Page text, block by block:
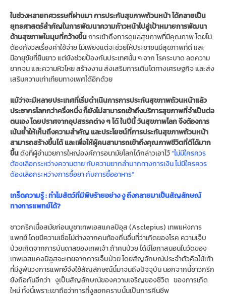
ในช่วงหลายทศวรรษที่ผ่านมา การประกันสุขภาพถ้วนหน้า ได้กลายเป็น
ยุทธศาสตร์สำคัญในการพัฒนาความก้าวหน้าไปสู่เป้าหมายการพัฒนา
ด้านสุขภาพในมุมที่กว้างขึ้นการเข้าถึงการดูแลสุขภาพที่มีคุณภาพ โดยไม่
ต้องกังวลเรื่องค่าใช้จ่าย ไม่เพียงแต่จะช่วยให้ประชาชนมีสุขภาพที่ดี และ
มีอายุขัยที่ยืนยาว แต่ยังช่วยป้องกันประเทศนั้น ๆ จาก โรคระบาด ลดความ
ยากจน และความหิวโหย สร้างงาน ส่งเสริมการเติบโตทางเศรษฐกิจ และส่ง
เสริมความเท่าเทียมทางเพศได้อีกด้วย
แม้ว่าจะมีหลายประเทศที่เริ่มดำเนินการการประกันสุขภาพถ้วนหน้าแล้ว
ประชากรโลกกว่าครึ่งหนึ่ง ก็ยังไม่สามารถเข้าถึงบริการสุขภาพที่จำเป็นต่อ
ตนเอง โดยปราศจากอุปสรรคต่าง ๆ ได้ ในปีนี้ วันสุขภาพโลก จึงต้องการ
เน้นย้ำให้เห็นถึงความสำคัญ และประโยชน์ที่การประกันสุขภาพถ้วนหน้า
สามารถสร้างขึ้นได้ และเพื่อให้ผู้คนสามารถเข้าถึงคุณภาพชีวิตที่ดีได้มาก
ขึ้นดังที่ผู้อํานวยการใหญ่องค์การอนามัยโลกได้กล่าวเอาไว้“ไม่มีใครควร
ต้องเลือกระหว่างความตาย กับความยากลำบากทางการเงิน ไม่มีใครควร
ต้องเลือกระหว่างการซื้อยา กับการซื้ออาหาร”
เกร็ดความรู้ : ทำไมสัตว์ที่มีพิษร้ายอย่าง งู ถึงกลายมาเป็นสัญลักษณ์
ทางการแพทย์ได้?
ชาวกรีกเมื่อสมัยก่อนบูชาเทพเอสแคลปิอุส (Asclepius) เทพแห่งการ
แพทย์ โดยมีความเชื่อไม่ต่างจากคนท้องถิ่นอื่นที่ว่าเกิดของโรค ความเจ็บ
ป่วยเกิดจากการบันดาลของเทพเจ้า ถ้าคนป่วย ได้มีโอกาสนอนในวัดของ
เทพเอสแคลปิอูสจะหายจากการเจ็บป่วย โดยสัญลักษณ์ประจำตัวคือไม้เท้า
ที่มีงูพันวงการแพทย์จึงใช้สัญลักษณ์นี้มาจนถึงปัจจุบัน นอกจากนี้ชาวกรีก
ยังถือกันอีกว่า งูเป็นสัญลักษณ์ของความเจริญของชีวิต ของการเกิด
ใหม่ ทั้งนี้เพราะเขาถือว่าการที่งูลอกคราบนั้นเป็นการคืนชีพ